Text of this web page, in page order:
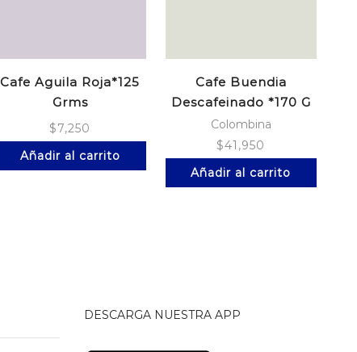
Cafe Aguila Roja*125
Grms
$7,250
Añadir al carrito
Cafe Buendia
Descafeinado *170 G
Colombina
$41,950
Añadir al carrito
DESCARGA NUESTRA APP